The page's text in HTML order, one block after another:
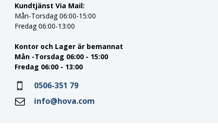
Kundtjänst Via Mail:
Mån-Torsdag 06:00-15:00
Fredag 06:00-13:00
Kontor och Lager är bemannat
Mån -Torsdag 06:00 - 15:00
Fredag 06:00 - 13:00
0506-351 79
info@hova.com